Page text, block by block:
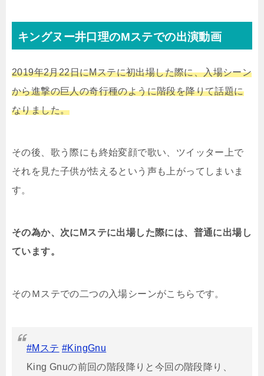
キングヌー井口理のMステでの出演動画
2019年2月22日にMステに初出場した際に、入場シーン
から進撃の巨人の奇行種のように階段を降りて話題に
なりました。
その後、歌う際にも終始変顔で歌い、ツイッター上で
それを見た子供が怯えるという声も上がってしまいま
す。
その為か、次にMステに出場した際には、普通に出場し
ています。
そのＭステでの二つの入場シーンがこちらです。
#Mステ #KingGnu
King Gnuの前回の階段降りと今回の階段降り、